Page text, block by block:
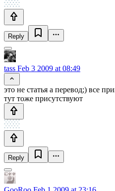
Reply
tass Feb 3 2009 at 08:49
это не статья а перевод;) все
тут тоже присутствуют
Reply